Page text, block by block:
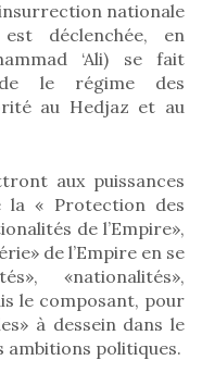
insurrection nationale
déclenchée, en
‘Ali) se fait
le régime des
au Hedjaz et au
aux puissances
la « Protection des
de l’Empire»,
de l’Empire en se
«nationalités»,
le composant, pour
à dessein dans le
ambitions politiques.